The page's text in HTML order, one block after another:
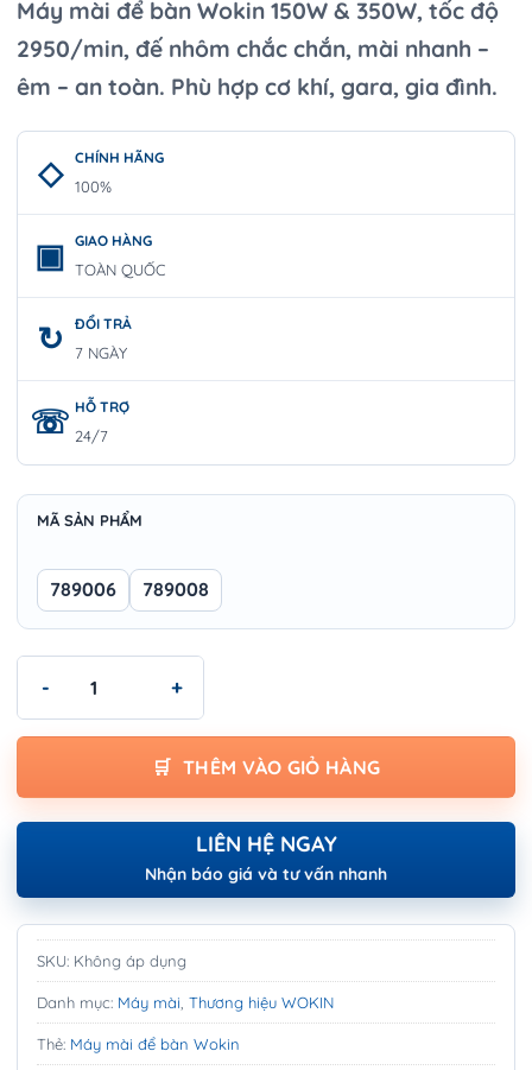
Máy mài để bàn Wokin 150W & 350W, tốc độ
2950/min, đế nhôm chắc chắn, mài nhanh –
êm – an toàn. Phù hợp cơ khí, gara, gia đình.
CHÍNH HÃNG
100%
GIAO HÀNG
TOÀN QUỐC
ĐỔI TRẢ
7 NGÀY
HỖ TRỢ
24/7
MÃ SẢN PHẨM
789006 789008
THÊM VÀO GIỎ HÀNG
LIÊN HỆ NGAY
Nhận báo giá và tư vấn nhanh
SKU: Không áp dụng
Danh mục: Máy mài Thương hiệu WOKIN
Thẻ: Máy mài để bàn Wokin